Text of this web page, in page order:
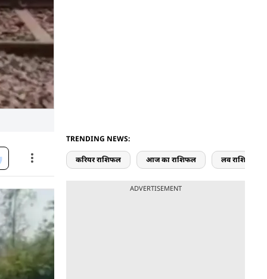
के टुकड़े-
मच गई.
TRENDING NEWS:
करियर राशिफल आज का राशिफल लव राशिफल
ADVERTISEMENT